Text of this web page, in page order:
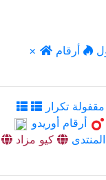
×
أرقام
تكرار
أرقام أوريدو
المنتدى
كيو مزاد